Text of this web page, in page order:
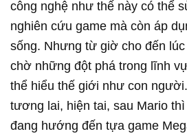
công nghệ như thế này có thể
nghiên cứu game mà còn áp
sống. Nhưng từ giờ cho đến
chờ những đột phá trong lĩnh
thể hiểu thế giới như con
tương lai, hiện tai, sau Mario
đang hướng đến tựa game